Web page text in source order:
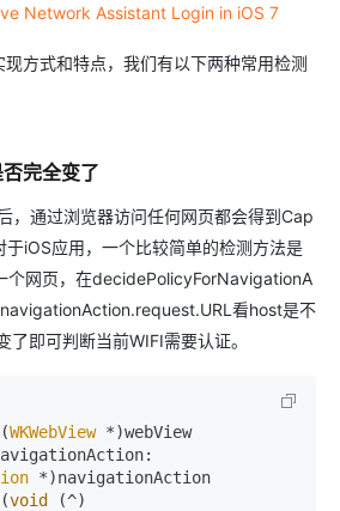
Network Assistant Login in iOS 7
方式和特点，我们有以下两种常用检测
完全变了
，通过浏览器访问任何网页都会得到Cap
iOS应用，一个比较简单的检测方法是
个网页，在decidePolicyForNavigationA
看host是不
即可判断当前WIFI需要认证。
WKWebView *)webView
*)navigationAction
void
(^)